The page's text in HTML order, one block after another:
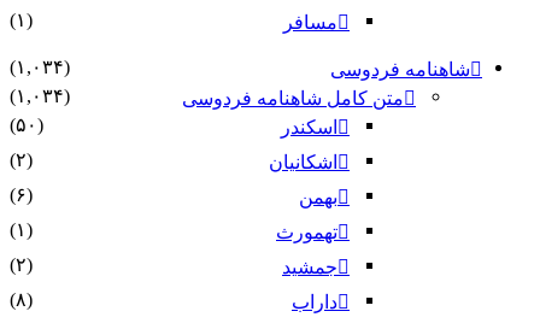
مسافر
(۱)
شاهنامه فردوسی
(۱,۰۳۴)
متن کامل شاهنامه فردوسی
(۱,۰۳۴)
اسکندر
(۵۰)
اشکانیان
(۲)
بهمن
(۶)
تهمورث
(۱)
جمشید
(۲)
داراب
(۸)